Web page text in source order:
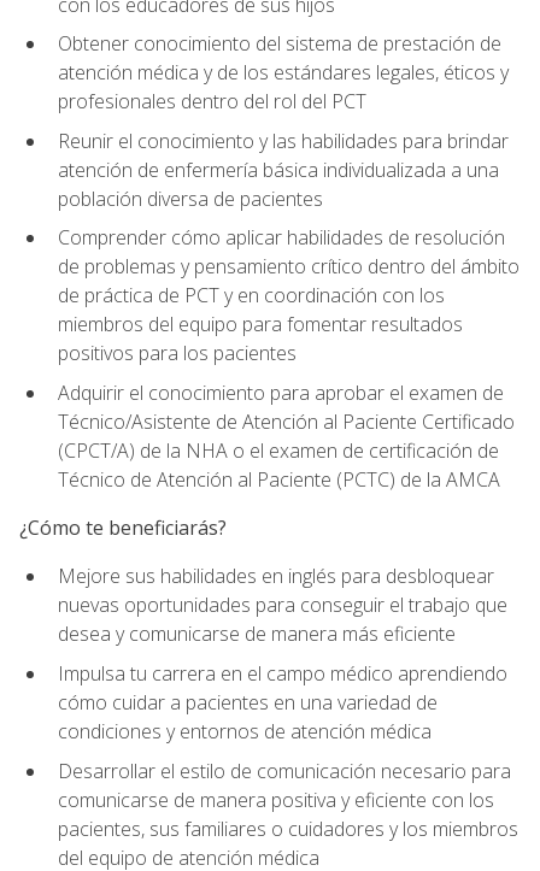
Obtener conocimiento del sistema de prestación de
atención médica y de los estándares legales, éticos y
profesionales dentro del rol del PCT
Reunir el conocimiento y las habilidades para brindar
atención de enfermería básica individualizada a una
población diversa de pacientes
Comprender cómo aplicar habilidades de resolución
de problemas y pensamiento crítico dentro del ámbito
de práctica de PCT y en coordinación con los
miembros del equipo para fomentar resultados
positivos para los pacientes
Adquirir el conocimiento para aprobar el examen de
Técnico/Asistente de Atención al Paciente Certificado
(CPCT/A) de la NHA o el examen de certificación de
Técnico de Atención al Paciente (PCTC) de la AMCA
¿Cómo te beneficiarás?
Mejore sus habilidades en inglés para desbloquear
nuevas oportunidades para conseguir el trabajo que
desea y comunicarse de manera más eficiente
Impulsa tu carrera en el campo médico aprendiendo
cómo cuidar a pacientes en una variedad de
condiciones y entornos de atención médica
Desarrollar el estilo de comunicación necesario para
comunicarse de manera positiva y eficiente con los
pacientes, sus familiares o cuidadores y los miembros
del equipo de atención médica